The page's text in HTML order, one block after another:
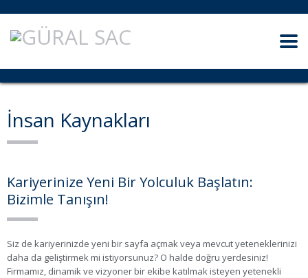
İnsan Kaynakları
Kariyerinize Yeni Bir Yolculuk Başlatın:
Bizimle Tanışın!
Siz de kariyerinizde yeni bir sayfa açmak veya mevcut yeteneklerinizi
daha da geliştirmek mi istiyorsunuz? O halde doğru yerdesiniz!
Firmamız, dinamik ve vizyoner bir ekibe katılmak isteyen yetenekli